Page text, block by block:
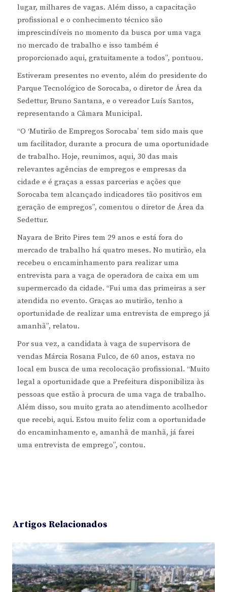
lugar, milhares de vagas. Além disso, a capacitação
profissional e o conhecimento técnico são
imprescindíveis no momento da busca por uma vaga
no mercado de trabalho e isso também é
proporcionado aqui, gratuitamente a todos”, pontuou.
Estiveram presentes no evento, além do presidente do
Parque Tecnológico de Sorocaba, o diretor de Área da
Sedettur, Bruno Santana, e o vereador Luís Santos,
representando a Câmara Municipal.
“O ‘Mutirão de Empregos Sorocaba’ tem sido mais que
um facilitador, durante a procura de uma oportunidade
de trabalho. Hoje, reunimos, aqui, 30 das mais
relevantes agências de empregos e empresas da
cidade e é graças a essas parcerias e ações que
Sorocaba tem alcançado indicadores tão positivos em
geração de empregos”, comentou o diretor de Área da
Sedettur.
Nayara de Brito Pires tem 29 anos e está fora do
mercado de trabalho há quatro meses. No mutirão, ela
recebeu o encaminhamento para realizar uma
entrevista para a vaga de operadora de caixa em um
supermercado da cidade. “Fui uma das primeiras a ser
atendida no evento. Graças ao mutirão, tenho a
oportunidade de realizar uma entrevista de emprego já
amanhã”, relatou.
Por sua vez, a candidata à vaga de supervisora de
vendas Márcia Rosana Fulco, de 60 anos, estava no
local em busca de uma recolocação profissional. “Muito
legal a oportunidade que a Prefeitura disponibiliza às
pessoas que estão à procura de uma vaga de trabalho.
Além disso, sou muito grata ao atendimento acolhedor
que recebi, aqui. Estou muito feliz com a oportunidade
do encaminhamento e, amanhã de manhã, já farei
uma entrevista de emprego”, contou.
Artigos Relacionados